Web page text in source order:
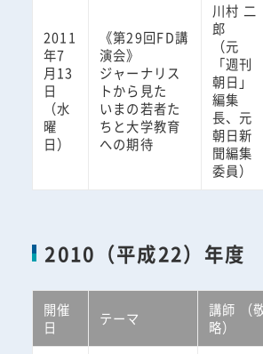
2011
年7
月13
日
（水
曜
日）
《第29回FD講
演会》
ジャーナリス
トから見た
いまの若者た
ちと大学教育
への期待
川村 二
郎
（元
「週刊
朝日」
編集
長、元
朝日新
聞編集
委員）
2010（平成22）年度
開催
日
テーマ
講師 （
略）